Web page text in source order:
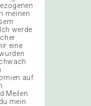
meinen
werde
eine
auf
Meilen
mein